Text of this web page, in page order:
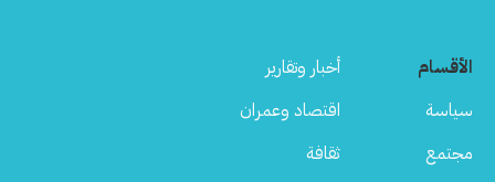
الأقسام
أخبار وتقارير
سياسة
اقتصاد وعمران
مجتمع
ثقافة